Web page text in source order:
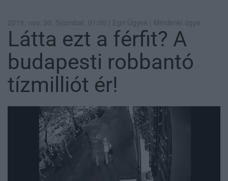
2019. nov. 30. Szombat, 01:00 | Egri Ügyek | Mindenki ügye
Látta ezt a férfit? A
budapesti robbantó
tízmilliót ér!